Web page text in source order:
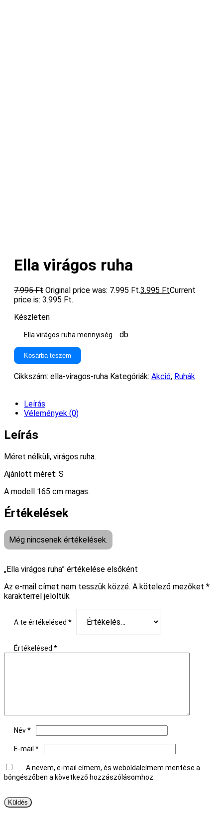
Ella virágos ruha
7.995Ft Original price was: 7.995 Ft.3.995 FtCurrent
price is: 3.995 Ft.
Készleten
Ella virágos ruha mennyiség db
Kosárba teszem
Cikkszám: ella-viragos-ruha Kategóriák: Akció, Ruhák
Leírás
Vélemények (0)
Leírás
Méret nélküli, virágos ruha.
Ajánlott méret: S
A modell 165 cm magas.
Értékelések
Még nincsenek értékelések.
„Ella virágos ruha” értékelése elsőként
Az e-mail címet nem tesszük közzé. A kötelező mezőket *
karakterrel jelöltük
A te értékelésed *
Értékelésed *
Név*
E-mail *
A nevem, e-mail címem, és weboldalcímem mentése a
böngészőben a következő hozzászólásomhoz.